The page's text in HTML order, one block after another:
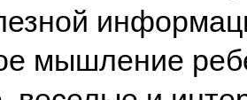
мышление